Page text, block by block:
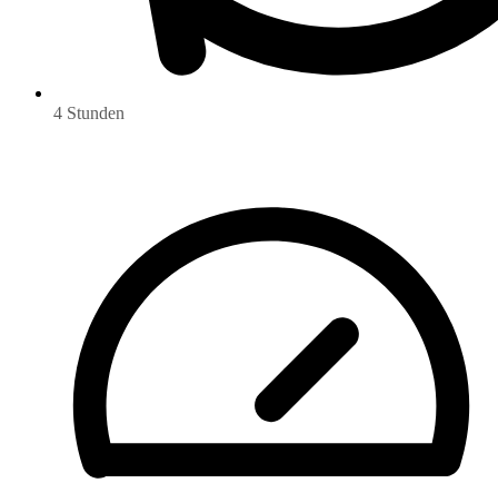
4 Stunden